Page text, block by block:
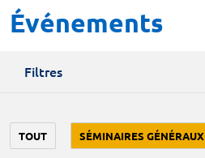
Événements
Filtres
TOUT SÉMINAIRES GÉNÉRAUX